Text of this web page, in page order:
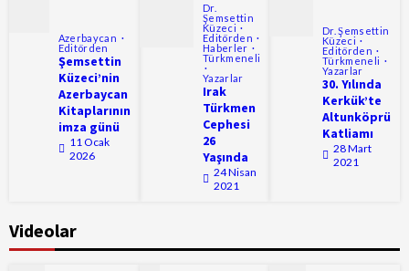
Azerbaycan
Editörden
Şemsettin
Küzeci’nin
Azerbaycan
Kitaplarının
imza günü
11 Ocak
2026
Dr.
Şemsettin
Küzeci
Editörden
Haberler
Türkmeneli
Yazarlar
Irak
Türkmen
Cephesi
26
Yaşında
24 Nisan
2021
Dr. Şemsettin
Küzeci
Editörden
Türkmeneli
Yazarlar
30. Yılında
Kerkük’te
Altunköprü
Katliamı
28 Mart
2021
Videolar